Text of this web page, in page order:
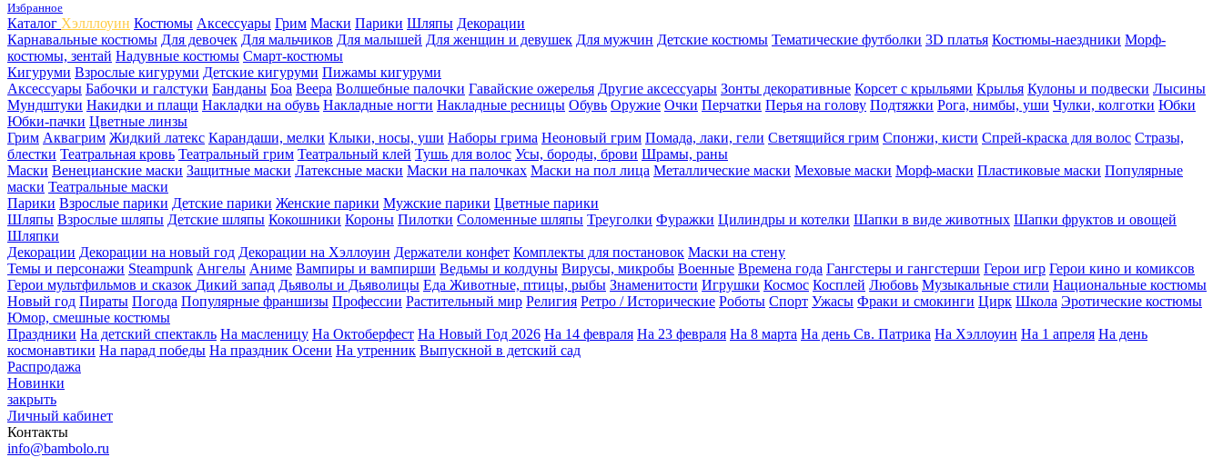
Избранное
Каталог Хэлллоуин Костюмы Аксессуары Грим Маски Парики Шляпы Декорации
Карнавальные костюмы Для девочек Для мальчиков Для малышей Для женщин и девушек Для мужчин Детские костюмы Тематические футболки 3D платья Костюмы-наездники Морф-
костюмы, зентай Надувные костюмы Смарт-костюмы
Кигуруми Взрослые кигуруми Детские кигуруми Пижамы кигуруми
Аксессуары Бабочки и галстуки Банданы Боа Веера Волшебные палочки Гавайские ожерелья Другие аксессуары Зонты декоративные Корсет с крыльями Крылья Кулоны и подвески Лысины
Мундштуки Накидки и плащи Накладки на обувь Накладные ногти Накладные ресницы Обувь Оружие Очки Перчатки Перья на голову Подтяжки Рога, нимбы, уши Чулки, колготки Юбки
Юбки-пачки Цветные линзы
Грим Аквагрим Жидкий латекс Карандаши, мелки Клыки, носы, уши Наборы грима Неоновый грим Помада, лаки, гели Светящийся грим Спонжи, кисти Спрей-краска для волос Стразы,
блестки Театральная кровь Театральный грим Театральный клей Тушь для волос Усы, бороды, брови Шрамы, раны
Маски Венецианские маски Защитные маски Латексные маски Маски на палочках Маски на пол лица Металлические маски Меховые маски Морф-маски Пластиковые маски Популярные
маски Театральные маски
Парики Взрослые парики Детские парики Женские парики Мужские парики Цветные парики
Шляпы Взрослые шляпы Детские шляпы Кокошники Короны Пилотки Соломенные шляпы Треуголки Фуражки Цилиндры и котелки Шапки в виде животных Шапки фруктов и овощей
Шляпки
Декорации Декорации на новый год Декорации на Хэллоуин Держатели конфет Комплекты для постановок Маски на стену
Темы и персонажи Steampunk Ангелы Аниме Вампиры и вампирши Ведьмы и колдуны Вирусы, микробы Военные Времена года Гангстеры и гангстерши Герои игр Герои кино и комиксов
Герои мультфильмов и сказок Дикий запад Дьяволы и Дьяволицы Еда Животные, птицы, рыбы Знаменитости Игрушки Космос Косплей Любовь Музыкальные стили Национальные костюмы
Новый год Пираты Погода Популярные франшизы Профессии Растительный мир Религия Ретро / Исторические Роботы Спорт Ужасы Фраки и смокинги Цирк Школа Эротические костюмы
Юмор, смешные костюмы
Праздники На детский спектакль На масленицу На Октоберфест На Новый Год 2026 На 14 февраля На 23 февраля На 8 марта На день Св. Патрика На Хэллоуин На 1 апреля На день
космонавтики На парад победы На праздник Осени На утренник Выпускной в детский сад
Распродажа
Новинки
закрыть
Личный кабинет
Контакты
info@bambolo.ru